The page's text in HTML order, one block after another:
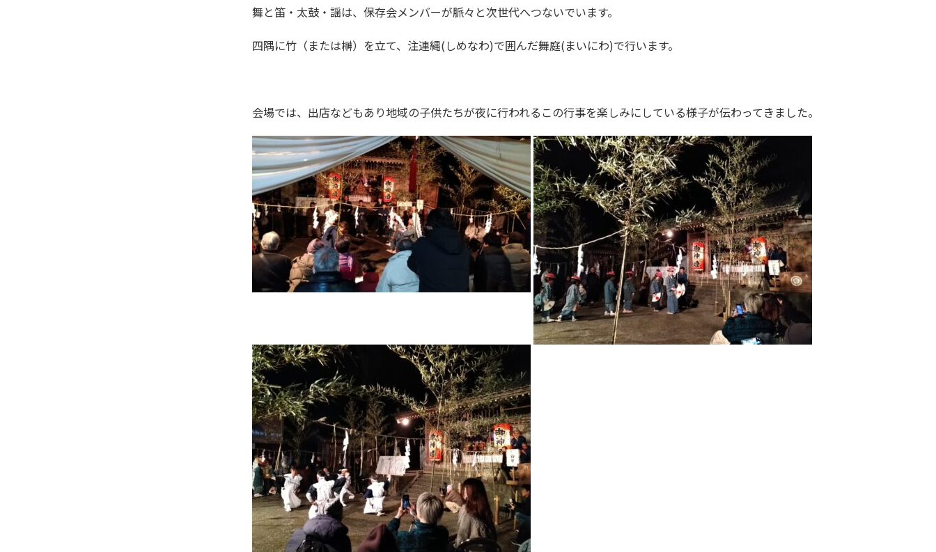
舞と笛・太鼓・謡は、保存会メンバーが脈々と次世代へつないでいます。
四隅に竹（または榊）を立て、注連縄(しめなわ)で囲んだ舞庭(まいにわ)で行います。
会場では、出店などもあり地域の子供たちが夜に行われるこの行事を楽しみにしている様子が伝わってきました。